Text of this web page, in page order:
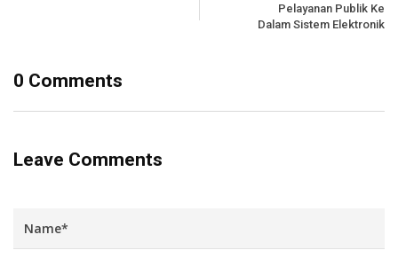
Pelayanan Publik Ke
Dalam Sistem Elektronik
0 Comments
Leave Comments